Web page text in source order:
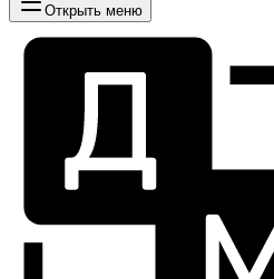
Открыть меню